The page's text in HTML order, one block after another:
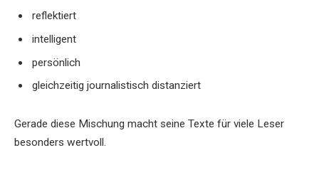
reflektiert
intelligent
persönlich
gleichzeitig journalistisch distanziert
Gerade diese Mischung macht seine Texte für viele Leser
besonders wertvoll.